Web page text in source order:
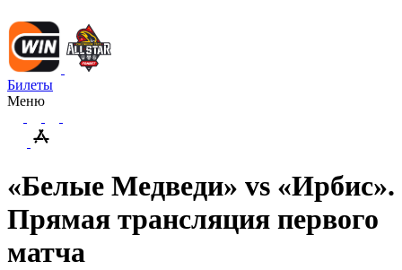
Билеты
Меню
«Белые Медведи» vs «Ирбис».
Прямая трансляция первого
матча